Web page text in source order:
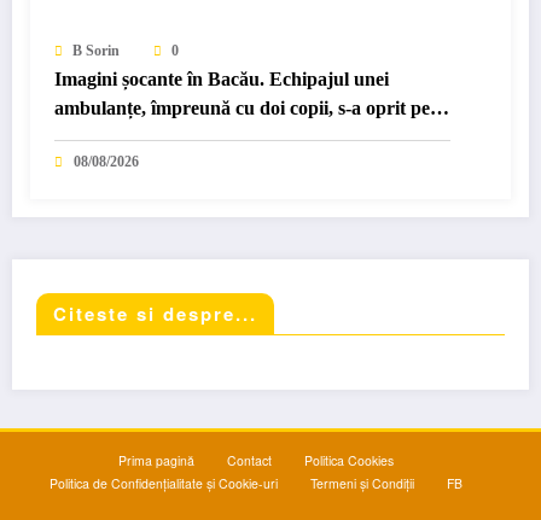
B Sorin 0
Imagini șocante în Bacău. Echipajul unei
ambulanțe, împreună cu doi copii, s-a oprit pe
marginea drumului…
08/08/2026
Citeste si despre...
Prima pagină Contact
Politica Cookies
Politica de Confidențialitate și Cookie-uri
Termeni și Condiții FB